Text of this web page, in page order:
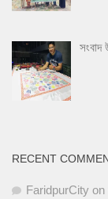
সংবাদ
RECENT
FaridpurCity on